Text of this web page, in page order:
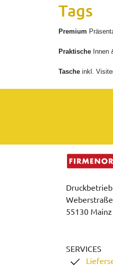
Tags
Premium
Praktische Innen
Tasche inkl.
55130 Mainz
SERVICES